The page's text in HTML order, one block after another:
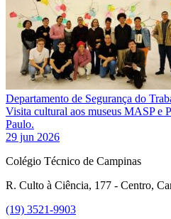
Departamento de Segurança do
Visita cultural aos museus MASP e
Paulo.
29 jun 2026
Colégio Técnico de Campinas
R. Culto à Ciência, 177 - Centro,
(19) 3521-9903